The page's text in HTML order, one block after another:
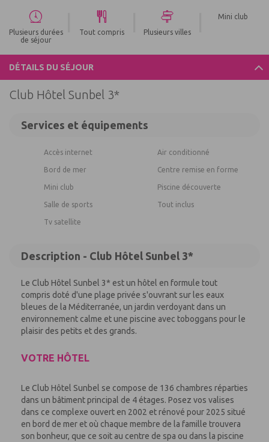
Plusieurs durées
de séjour
Tout compris Plusieurs villes
Mini club
DÉTAILS DU SÉJOUR
Club Hôtel Sunbel 3*
Services et équipements
Accès internet Air conditionné
Bord de mer Centre remise en forme
Mini club Piscine découverte
Salle de sports Tout inclus
Tv satellite
Description - Club Hôtel Sunbel 3*
Le Club Hôtel Sunbel 3* est un hôtel en formule tout
compris doté d'une plage privée s'ouvrant sur les eaux
bleues de la Méditerranée, un jardin verdoyant dans un
environnement calme et une piscine avec toboggans pour le
plaisir des petits et des grands.
VOTRE HÔTEL
Le Club Hôtel Sunbel se compose de 136 chambres réparties
dans un bâtiment principal de 4 étages. Posez vos valises
dans ce complexe ouvert en 2002 et rénové pour 2025 situé
en bord de mer et où chaque membre de la famille trouvera
son bonheur, que ce soit au centre de spa ou dans la piscine